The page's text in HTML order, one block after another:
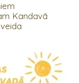
Kandavā